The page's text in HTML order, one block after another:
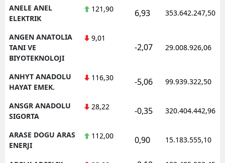
ANELE ANEL
ELEKTRIK
121,90 6,93 353.642.247,50
ANGEN ANATOLIA
TANI VE
BIYOTEKNOLOJI
9,01
-2,07 29.008.926,06
ANHYT ANADOLU
HAYAT EMEK.
116,30 -5,06 99.939.322,50
ANSGR ANADOLU
SIGORTA
28,22 -0,35 320.404.442,96
ARASE DOGU ARAS
ENERJI
112,00 0,90 15.183.555,10